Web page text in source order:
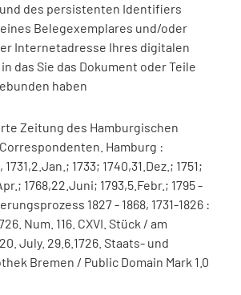
des persistenten Identifiers
Belegexemplares und/oder
Internetadresse Ihres digitalen
das Sie das Dokument oder Teile
haben
Zeitung des Hamburgischen
Hamburg :
1733; 1740,31.Dez.; 1751;
1768,22.Juni; 1793,5.Febr.; 1795 -
1827 - 1868, 1731-1826 :
Num. 116. CXVI. Stück / am
July. 29.6.1726. Staats- und
Bremen / Public Domain Mark 1.0